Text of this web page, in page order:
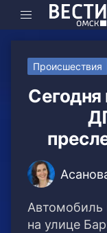
Происшествия
Автомобиль
на улице